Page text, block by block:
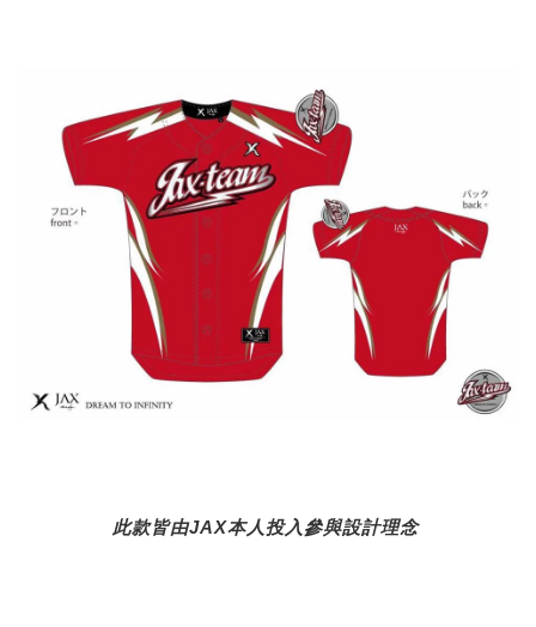
此款皆由JAX本人投入參與設計理念